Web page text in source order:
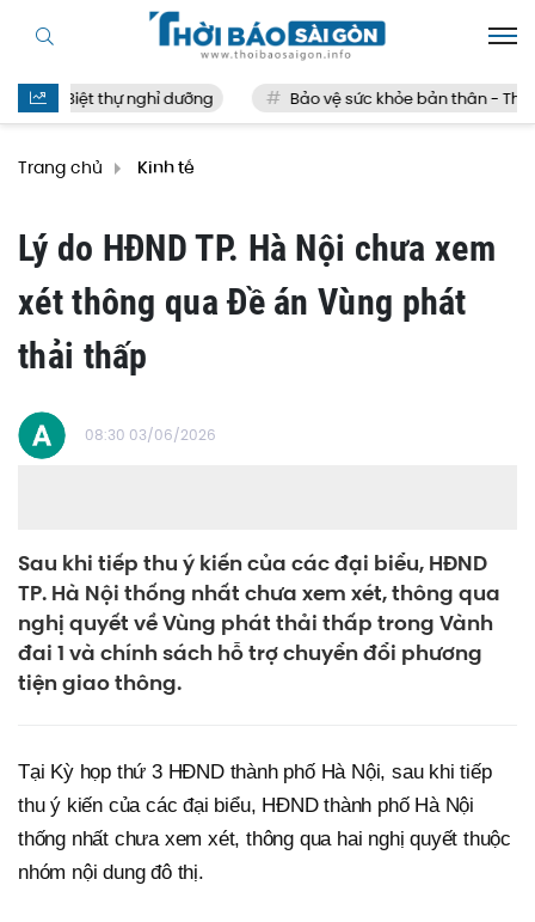
Biệt thự nghỉ dưỡng Bảo vệ sức khỏe bản thân - Thế
Trang chủ Kinh tế
Lý do HĐND TP. Hà Nội chưa xem
xét thông qua Đề án Vùng phát
thải thấp
08:30 03/06/2026
Sau khi tiếp thu ý kiến của các đại biểu, HĐND
TP. Hà Nội thống nhất chưa xem xét, thông qua
nghị quyết về Vùng phát thải thấp trong Vành
đai 1 và chính sách hỗ trợ chuyển đổi phương
tiện giao thông.
Tại Kỳ họp thứ 3 HĐND thành phố Hà Nội, sau khi tiếp
thu ý kiến của các đại biểu, HĐND thành phố Hà Nội
thống nhất chưa xem xét, thông qua hai nghị quyết thuộc
nhóm nội dung đô thị.